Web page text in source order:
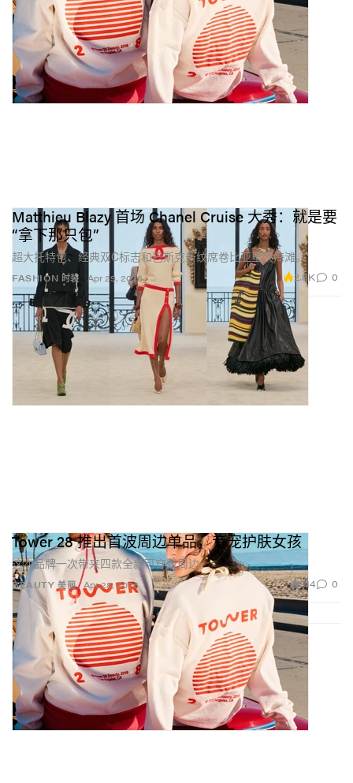
FASHION 时装
Matthieu Blazy 首场 Chanel Cruise 大秀：就是要
“拿下那只包”
超大托特包、经典双C标志和巴斯克条纹席卷比亚里茨海滩。
Apr 29, 2026 2.8K 0
BEAUTY 美丽
Tower 28 推出首波周边单品，专宠护肤女孩
这次品牌一次带来四款全新可穿戴周边。
Apr 28, 2026 914 0